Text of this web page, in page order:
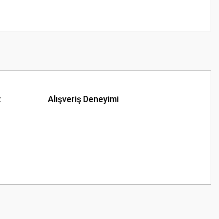
Alışveriş Deneyimi